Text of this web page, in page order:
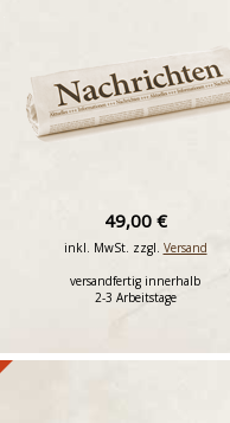
49,00 €
inkl. MwSt. zzgl. Versand
versandfertig innerhalb
2-3 Arbeitstage